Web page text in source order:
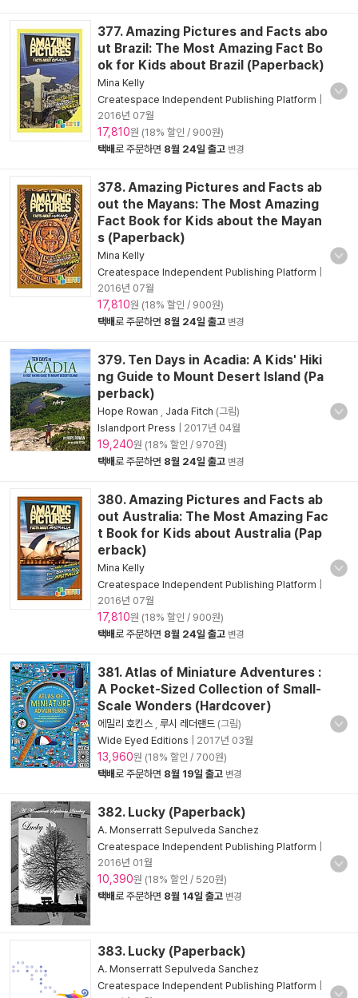
377. Amazing Pictures and Facts abo
ut Brazil: The Most Amazing Fact Bo
ok for Kids about Brazil (Paperback)
Mina Kelly
Createspace Independent Publishing Platform
2016년 07월
17,810원 (18% 할인 / 900원)
택배로 주문하면 8월 24일 출고 변경
378. Amazing Pictures and Facts ab
out the Mayans: The Most Amazing
Fact Book for Kids about the Mayan
s (Paperback)
Mina Kelly
Createspace Independent Publishing Platform
2016년 07월
17,810원 (18% 할인 / 900원)
택배로 주문하면 8월 24일 출고 변경
379. Ten Days in Acadia: A Kids' Hiki
ng Guide to Mount Desert Island (Pa
perback)
Hope Rowan Jada Fitch (그림)
Islandport Press
2017년 04월
19,240원 (18% 할인 / 970원)
택배로 주문하면 8월 24일 출고 변경
380. Amazing Pictures and Facts ab
out Australia: The Most Amazing Fac
t Book for Kids about Australia (Pap
erback)
Mina Kelly
Createspace Independent Publishing Platform
2016년 07월
17,810원 (18% 할인 / 900원)
택배로 주문하면 8월 24일 출고 변경
381. Atlas of Miniature Adventures :
A Pocket-Sized Collection of Small-
Scale Wonders (Hardcover)
에밀리 호킨스 루시 레더랜드 (그림)
Wide Eyed Editions
2017년 03월
13,960원 (18% 할인 / 700원)
택배로 주문하면 8월 19일 출고 변경
382. Lucky (Paperback)
A. Monserratt Sepulveda Sanchez
Createspace Independent Publishing Platform
2016년 01월
10,390원 (18% 할인 / 520원)
택배로 주문하면 8월 14일 출고 변경
383. Lucky (Paperback)
A. Monserratt Sepulveda Sanchez
Createspace Independent Publishing Platform